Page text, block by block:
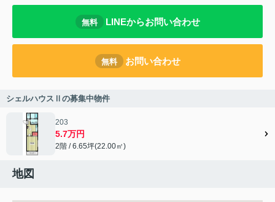
無料 LINEからお問い合わせ
無料 お問い合わせ
シェルハウスⅡの募集中物件
203
5.7万円
2階 / 6.65坪(22.00㎡)
地図